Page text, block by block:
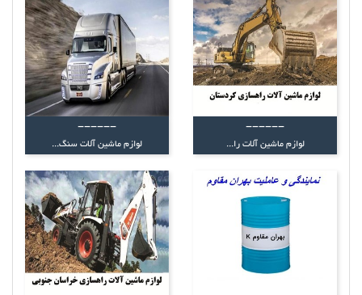
------
لوازم ماشین آلات را...
------
لوازم ماشین آلات سنگ...